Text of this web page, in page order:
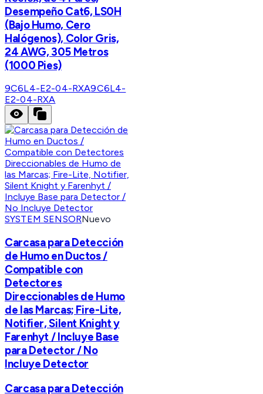
Desempeño Cat6, LS0H
(Bajo Humo, Cero
Halógenos), Color Gris,
24 AWG, 305 Metros
(1000 Pies)
9C6L4-E2-04-RXA9C6L4-
E2-04-RXA
SYSTEM SENSORNuevo
Carcasa para Detección
de Humo en Ductos /
Compatible con
Detectores
Direccionables de Humo
de las Marcas; Fire-Lite,
Notifier, Silent Knight y
Farenhyt / Incluye Base
para Detector / No
Incluye Detector
Carcasa para Detección